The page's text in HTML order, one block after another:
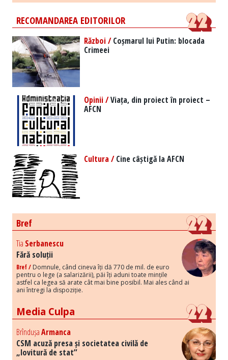
RECOMANDAREA EDITORILOR
Război /Coșmarul lui Putin: blocada
Crimeei
Opinii /Viața, din proiect în proiect –
AFCN
Cultura /Cine câștigă la AFCN
Bref
Tia Serbanescu
Fără soluții
Bref / Domnule, când cineva îți dă 770 de mil. de euro
pentru o lege (a salarizării), păi îți aduni toate mințile
astfel ca legea să arate cât mai bine posibil. Mai ales când ai
ani întregi la dispoziție.
Media Culpa
BrîndușaArmanca
CSM acuză presa și societatea civilă de
„lovitură de stat”